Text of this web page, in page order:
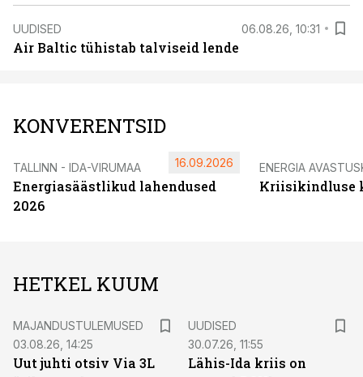
UUDISED 06.08.26, 10:31
Air Baltic tühistab talviseid lende
KONVERENTSID
TALLINN - IDA-VIRUMAA
Energiasäästlikud lahendused
2026
16.09.2026 ENERGIA
Kriisikindluse
HETKEL KUUM
MAJANDUSTULEMUSED
03.08.26, 14:25
Uut juhti otsiv Via 3L
UUDISED
30.07.26, 11:55
Lähis-Ida kriis on